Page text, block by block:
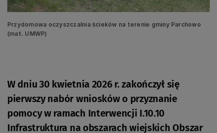
Przydomowa oczyszczalnia ścieków na terenie gminy Parchowo
(mat. UMWP)
W dniu 30 kwietnia 2026 r. zakończył się
pierwszy nabór wniosków o przyznanie
pomocy w ramach Interwencji I.10.10
Infrastruktura na obszarach wiejskich Obszar